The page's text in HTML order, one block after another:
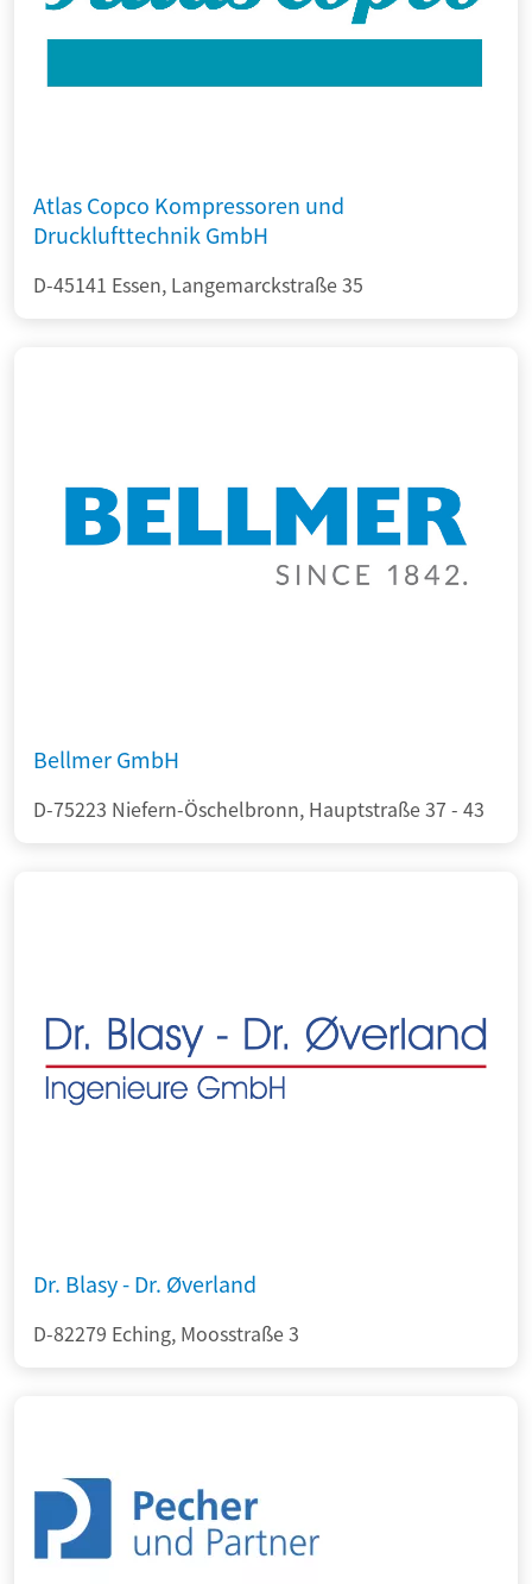
Atlas Copco Kompressoren und
Drucklufttechnik GmbH
D-45141 Essen, Langemarckstraße 35
Bellmer GmbH
D-75223 Niefern-Öschelbronn, Hauptstraße 37 - 43
Dr. Blasy - Dr. Øverland
D-82279 Eching, Moosstraße 3